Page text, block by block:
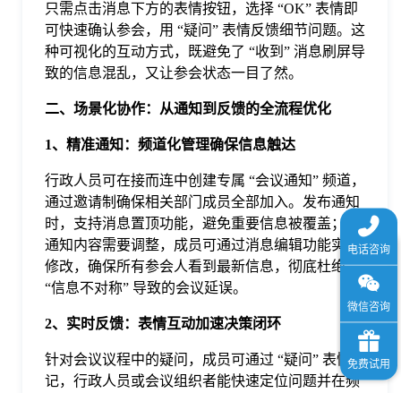
只需点击消息下方的表情按钮，选择 “OK” 表情即
可快速确认参会，用 “疑问” 表情反馈细节问题。这
种可视化的互动方式，既避免了 “收到” 消息刷屏导
致的信息混乱，又让参会状态一目了然。
二、场景化协作：从通知到反馈的全流程优化
1、精准通知：频道化管理确保信息触达
行政人员可在接而连中创建专属 “会议通知” 频道，
通过邀请制确保相关部门成员全部加入。发布通知
时，支持消息置顶功能，避免重要信息被覆盖；若
通知内容需要调整，成员可通过消息编辑功能实时
修改，确保所有参会人看到最新信息，彻底杜绝
“信息不对称” 导致的会议延误。
2、实时反馈：表情互动加速决策闭环
针对会议议程中的疑问，成员可通过 “疑问” 表情标
记，行政人员或会议组织者能快速定位问题并在频